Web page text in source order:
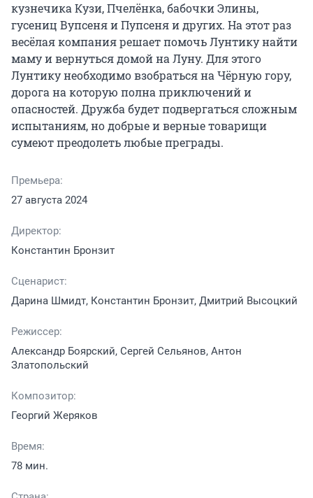
кузнечика Кузи,​ Пчелёнка, бабочки Элины,
гусениц Вупсеня и Пупсеня и других.​ На этот раз
весёлая компания решает помочь Лунтику найти
маму и вернуться домой на Луну. Для этого
Лунтику необходимо взобраться на Чёрную гору,
дорога на которую полна приключений и
опасностей. Дружба будет подвергаться сложным
испытаниям, но добрые и верные товарищи
сумеют преодолеть любые преграды.
Премьера:
27 августа 2024
Директор:
Константин Бронзит
Сценарист:
Дарина Шмидт, Константин Бронзит, Дмитрий Высоцкий
Режиссер:
Александр Боярский, Сергей Сельянов, Антон
Златопольский
Композитор:
Георгий Жеряков
Время:
78 мин.